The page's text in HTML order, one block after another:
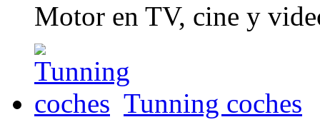
Motor en TV, cine y
Tunning coches